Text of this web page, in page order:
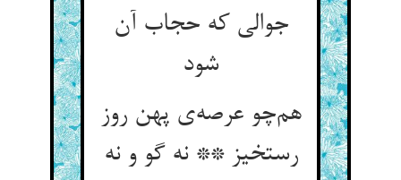
جوالی که حجاب آن
شود
هم‌چو عرصه‌ی پهن روز
رستخیز ** نه گو و نه